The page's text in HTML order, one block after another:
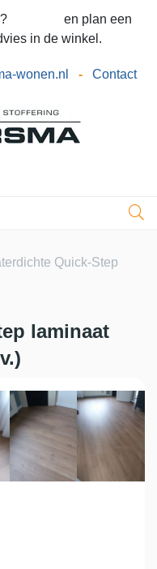
en plan een
in de winkel.
wonen.nl - Contact
Quick-Step
laminaat